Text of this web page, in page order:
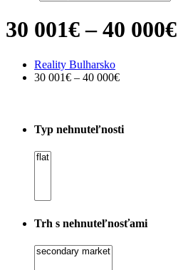
30 001€ – 40 000€
Reality Bulharsko
30 001€ – 40 000€
Typ nehnuteľnosti
Trh s nehnuteľnosťami